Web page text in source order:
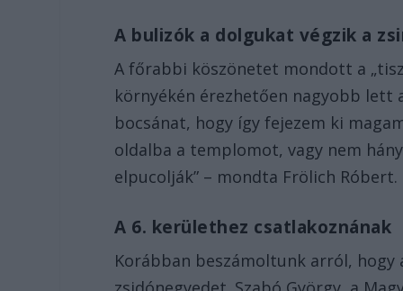
A bulizók a dolgukat végzik a
A főrabbi köszönetet mondott a
környékén érezhetően nagyobb lett
bocsánat, hogy így fejezem ki
oldalba a templomot, vagy nem
elpucolják” – mondta Frölich Róbert.
A 6. kerülethez csatlakoznának
Korábban beszámoltunk arról, hogy